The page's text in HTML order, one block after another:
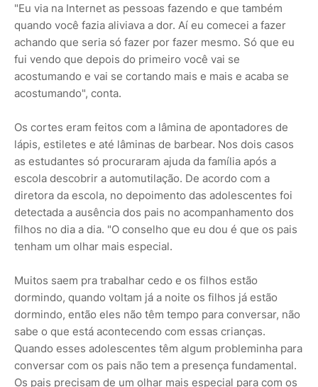
"Eu via na Internet as pessoas fazendo e que também
quando você fazia aliviava a dor. Aí eu comecei a fazer
achando que seria só fazer por fazer mesmo. Só que eu
fui vendo que depois do primeiro você vai se
acostumando e vai se cortando mais e mais e acaba se
acostumando", conta.
Os cortes eram feitos com a lâmina de apontadores de
lápis, estiletes e até lâminas de barbear. Nos dois casos
as estudantes só procuraram ajuda da família após a
escola descobrir a automutilação. De acordo com a
diretora da escola, no depoimento das adolescentes foi
detectada a ausência dos pais no acompanhamento dos
filhos no dia a dia. "O conselho que eu dou é que os pais
tenham um olhar mais especial.
Muitos saem pra trabalhar cedo e os filhos estão
dormindo, quando voltam já a noite os filhos já estão
dormindo, então eles não têm tempo para conversar, não
sabe o que está acontecendo com essas crianças.
Quando esses adolescentes têm algum probleminha para
conversar com os pais não tem a presença fundamental.
Os pais precisam de um olhar mais especial para com os